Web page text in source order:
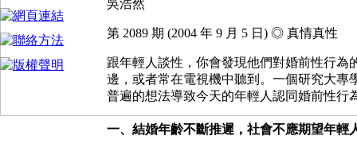
吳浩然
第 2089 期 (2004 年 9 月 5 日) ◎ 真情真性
跟年輕人談性，你會發現他們對婚前性行
邊，或者常在電視機中聽到。一個研究大專
普遍的想法導致今天的年輕人認同婚前性行
一、結婚年齡不斷推遲，社會不應期望年輕